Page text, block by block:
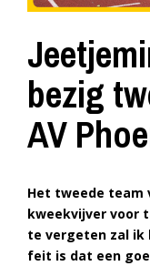
bezig
AV
Het tweede team
kweekvijver voor
te vergeten zal ik
feit is dat een